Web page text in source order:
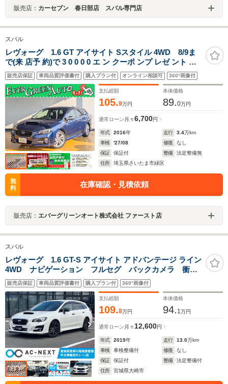
販売店： カーセブン 春日部店 スバル専門店
スバル
レヴォーグ 1.6 GT アイサイト Sスタイル 4WD 8/9ま
で(来 店予 約)で 3 0 0 0 0 エ ン クーポ ンプ レゼ ント 禁
煙車 純正メモリナビ 衝突軽減ブレーキ サイド/バックカ
メラ ETC2.0 車線逸脱警報 Bluetooth パワーシート アダ
プティブクルコン
販売店保証 車両品質評価書付 購入プラン付 オンライン相談可 360°画像付
支払総額
105.9万円
本体価格
89.0万円
通常ローン 月々6,700円
年式 2016年 走行 3.4万km
車検
'27/08 修復
なし
保証
保証付 整備
法定整備無
住所
埼玉県さいたま市緑区
無
料
在庫確認・見積依頼
販売店： エバーグリーンオート株式会社 ファースト店
スバル
レヴォーグ 1.6 GT-S アイサイト アドバンテージ ライン
4WD ナビゲーション フルセグ バックカメラ 衝突
軽減ブレーキ レーンキープアシスト ブラインドスポ
ットモニター ハーフレザーシート シートヒーター
アダクティブクルーズコントロール アイサイト ETC
販売店保証 車両品質評価書付 購入プラン付 360°画像付
支払総額
109.8万円
本体価格
94. 1万円
通常ローン 月々 12,600円
年式 2019年 走行 13.0万km
車検
車検整備付 修復
なし
保証
保証付 整備
法定整備付
住所
宮城県大崎市